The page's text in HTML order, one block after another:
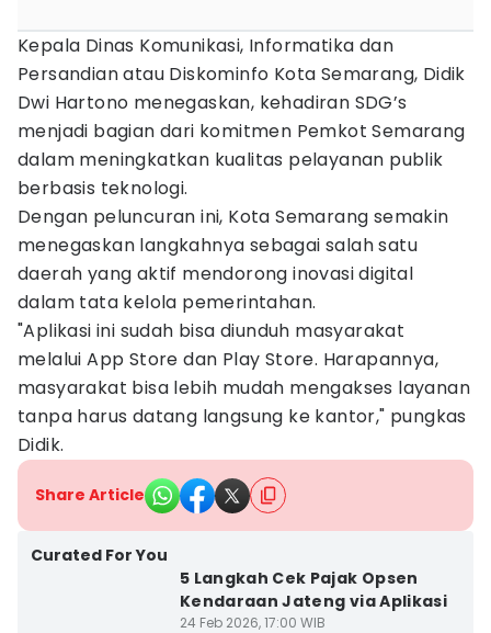
Kepala Dinas Komunikasi, Informatika dan
Persandian atau Diskominfo Kota Semarang, Didik
Dwi Hartono menegaskan, kehadiran SDG’s
menjadi bagian dari komitmen Pemkot Semarang
dalam meningkatkan kualitas pelayanan publik
berbasis teknologi.
Dengan peluncuran ini, Kota Semarang semakin
menegaskan langkahnya sebagai salah satu
daerah yang aktif mendorong inovasi digital
dalam tata kelola pemerintahan.
"Aplikasi ini sudah bisa diunduh masyarakat
melalui App Store dan Play Store. Harapannya,
masyarakat bisa lebih mudah mengakses layanan
tanpa harus datang langsung ke kantor," pungkas
Didik.
Share Article
Curated For You
5 Langkah Cek Pajak Opsen
Kendaraan Jateng via Aplikasi
24 Feb 2026, 17:00 WIB